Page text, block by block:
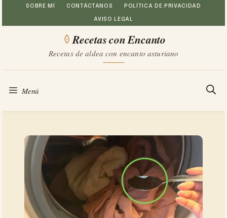
Saltar
al
SOBRE MÍ CONTÁCTANOS POLÍTICA DE PRIVACIDAD
AVISO LEGAL
Recetas con Encanto
Recetas de aldea con encanto asturiano
Menú